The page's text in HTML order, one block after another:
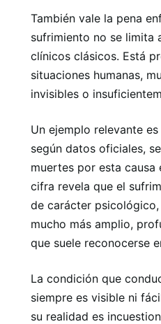
También vale la pena
sufrimiento no se limita
clínicos clásicos. Está
situaciones humanas,
invisibles o
Un ejemplo relevante
según datos oficiales,
muertes por esta causa
cifra revela que el
de carácter psicológico,
mucho más amplio,
que suele reconocerse
La condición que
siempre es visible ni
su realidad es